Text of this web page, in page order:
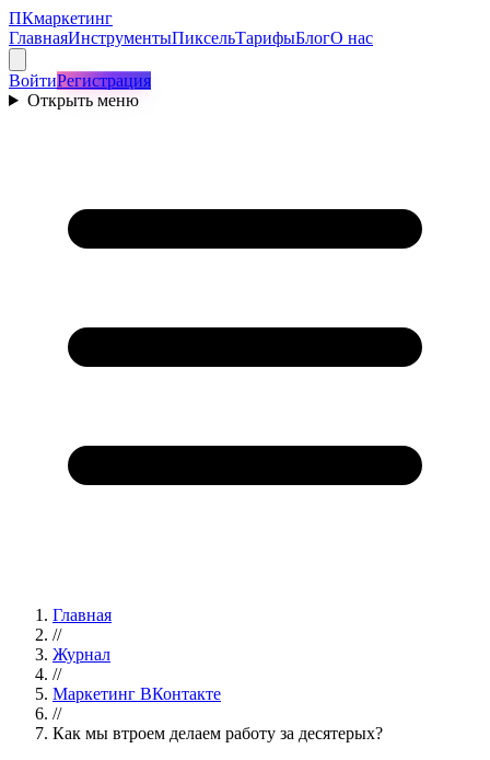
ПКмаркетинг
ГлавнаяИнструментыПиксельТарифыБлогО нас
ВойтиРегистрация
Открыть меню
Главная
//
Журнал
//
Маркетинг ВКонтакте
//
Как мы втроем делаем работу за десятерых?